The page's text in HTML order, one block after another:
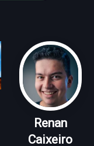
Renan
Caixeiro